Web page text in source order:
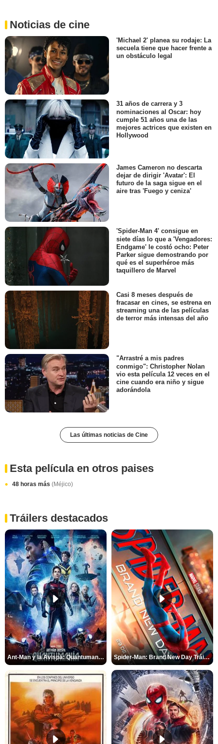
Noticias de cine
'Michael 2' planea su rodaje: La
secuela tiene que hacer frente a
un obstáculo legal
31 años de carrera y 3
nominaciones al Oscar: hoy
cumple 51 años una de las
mejores actrices que existen en
Hollywood
James Cameron no descarta
dejar de dirigir 'Avatar': El
futuro de la saga sigue en el
aire tras 'Fuego y ceniza'
'Spider-Man 4' consigue en
siete días lo que a 'Vengadores:
Endgame' le costó ocho: Peter
Parker sigue demostrando por
qué es el superhéroe más
taquillero de Marvel
Casi 8 meses después de
fracasar en cines, se estrena en
streaming una de las películas
de terror más intensas del año
"Arrastré a mis padres
conmigo": Christopher Nolan
vio esta película 12 veces en el
cine cuando era niño y sigue
adorándola
Las últimas noticias de Cine
Esta película en otros paises
48 horas más (Méjico)
Tráilers destacados
Ant-Man y la Avispa: Quantumanía Tráiler (2) Spider-Man: Brand New Day Tráiler (3)